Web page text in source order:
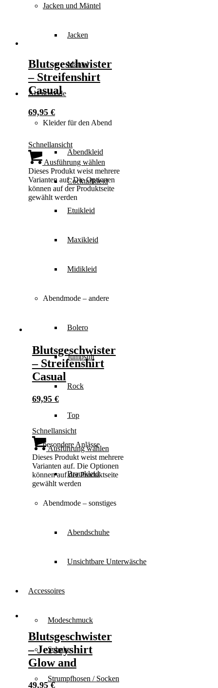
Jacken und Mäntel
Jacken
Mäntel
Abendmode
Kleider für den Abend
Abendkleid
Cocktailkleid
Etuikleid
Maxikleid
Midikleid
Abendmode – andere
Bolero
Jumpsuit
Rock
Top
besondere Anlässe
Brautkleid
Abendmode – sonstiges
Abendschuhe
Unsichtbare Unterwäsche
Accessoires
Modeschmuck
Schuhe
Strumpfhosen / Socken
Blutsgeschwister
– Streifenshirt
Casual
69,95 €
Schnellansicht
Ausführung wählen
Dieses Produkt weist mehrere
Varianten auf. Die Optionen
können auf der Produktseite
gewählt werden
Blutsgeschwister
– Streifenshirt
Casual
69,95 €
Schnellansicht
Ausführung wählen
Dieses Produkt weist mehrere
Varianten auf. Die Optionen
können auf der Produktseite
gewählt werden
Blutsgeschwister
– Jerseyshirt
Glow and
49,95€